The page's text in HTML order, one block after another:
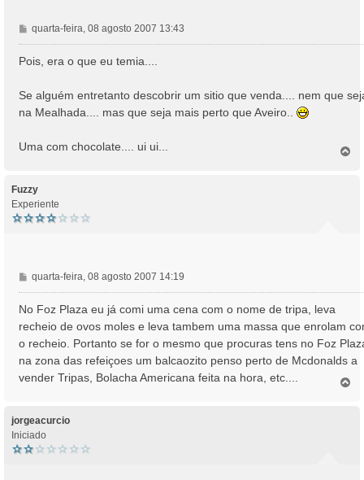
M
e
n
g
e
quarta-feira, 08 agosto 2007 13:43
Pois, era o que eu temia....
Se alguém entretanto descobrir um sitio que venda.... nem que
na Mealhada.... mas que seja mais perto que Aveiro..
Uma com chocolate.... ui ui...
Fuzzy
Experiente
M
e
n
a
g
e
m
quarta-feira, 08 agosto 2007 14:19
No Foz Plaza eu já comi uma cena com o nome de tripa, leva
recheio de ovos moles e leva tambem uma massa que enrolam
o recheio. Portanto se for o mesmo que procuras tens no Foz
na zona das refeiçoes um balcaozito penso perto de Mcdonalds a
vender Tripas, Bolacha Americana feita na hora, etc....
jorgeacurcio
Iniciado